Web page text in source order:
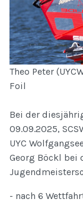
Theo Peter
Foil
Bei der
09.09.2025,
UYC
Georg Böckl bei
- nach 6